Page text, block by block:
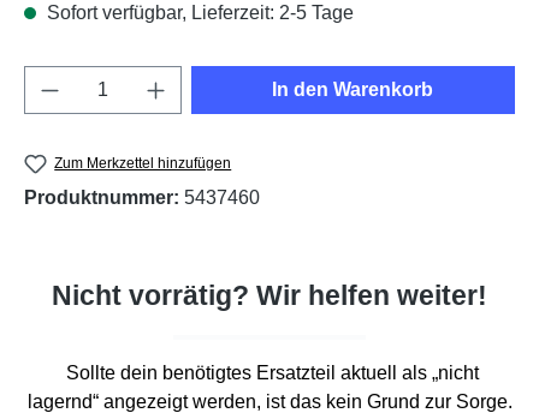
Sofort verfügbar, Lieferzeit: 2-5 Tage
Produkt Anzahl: Gib den gewünschten
In den Warenkorb
Zum Merkzettel hinzufügen
Produktnummer: 5437460
Nicht vorrätig? Wir helfen weiter!
Sollte dein benötigtes Ersatzteil aktuell als „nicht
lagernd“ angezeigt werden, ist das kein Grund zur Sorge.